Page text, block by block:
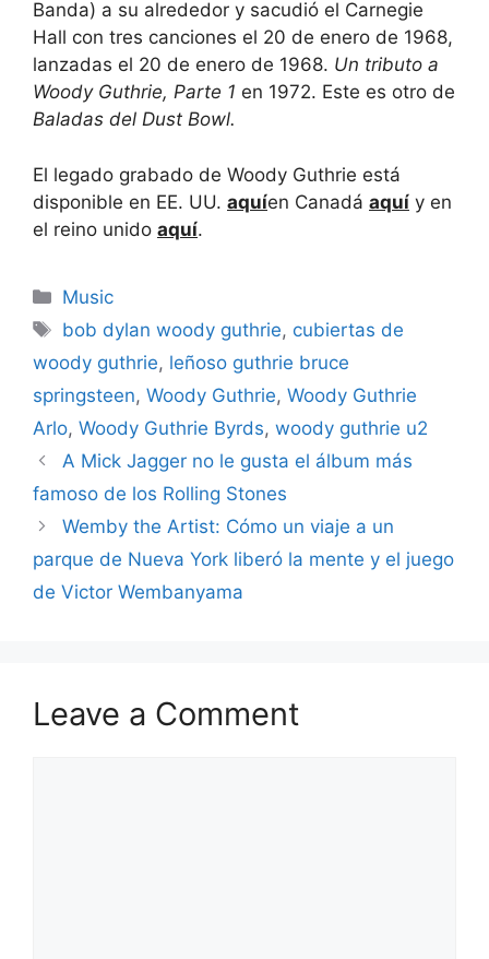
Banda) a su alrededor y sacudió el Carnegie
Hall con tres canciones el 20 de enero de 1968,
lanzadas el 20 de enero de 1968. Un tributo a
Woody Guthrie, Parte 1 en 1972. Este es otro de
Baladas del Dust Bowl.
El legado grabado de Woody Guthrie está
disponible en EE. UU. aquíen Canadá aquí y en
el reino unido aquí.
Categories
Music
Tags
bob dylan woody guthrie, cubiertas de
woody guthrie, leñoso guthrie bruce
springsteen, Woody Guthrie, Woody Guthrie
Arlo, Woody Guthrie Byrds, woody guthrie u2
A Mick Jagger no le gusta el álbum más
famoso de los Rolling Stones
Wemby the Artist: Cómo un viaje a un
parque de Nueva York liberó la mente y el juego
de Victor Wembanyama
Leave a Comment